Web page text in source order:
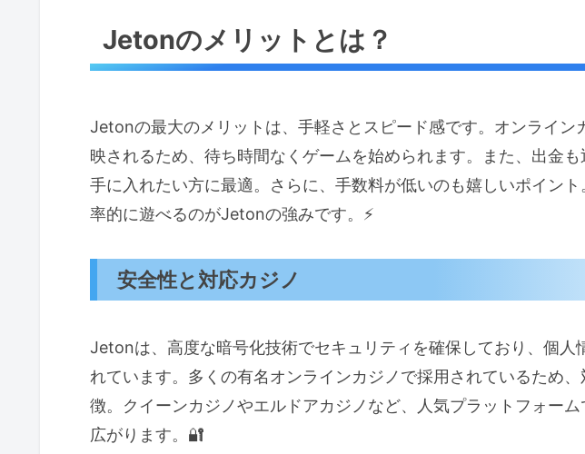
Jetonのメリットとは？
Jetonの最大のメリットは、手軽さとスピード感です。オンライン
映されるため、待ち時間なくゲームを始められます。また、出金
手に入れたい方に最適。さらに、手数料が低いのも嬉しいポイン
率的に遊べるのがJetonの強みです。⚡
安全性と対応カジノ
Jetonは、高度な暗号化技術でセキュリティを確保しており、個人
れています。多くの有名オンラインカジノで採用されているため
徴。クイーンカジノやエルドアカジノなど、人気プラットフォー
広がります。🔐